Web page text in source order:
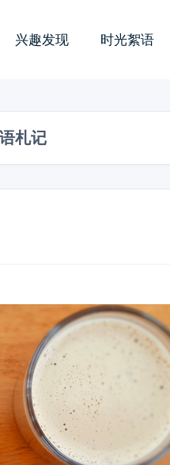
兴趣发现 时光絮语
札记